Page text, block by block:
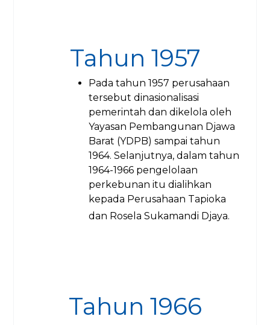
Tahun 1957
Pada tahun 1957 perusahaan
tersebut dinasionalisasi
pemerintah dan dikelola oleh
Yayasan Pembangunan Djawa
Barat (YDPB) sampai tahun
1964. Selanjutnya, dalam tahun
1964-1966 pengelolaan
perkebunan itu dialihkan
kepada Perusahaan Tapioka
dan Rosela Sukamandi Djaya.
Tahun 1966